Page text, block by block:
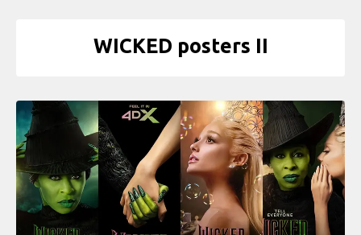
WICKED posters II